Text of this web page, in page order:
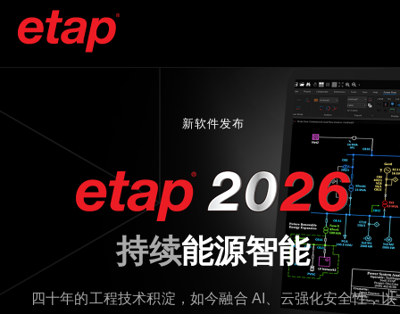
新软件发布
持续能源智能
四十年的工程技术积淀，如今融合 AI、云强化安全性，以